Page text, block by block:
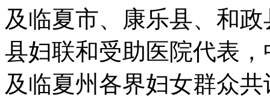
及临夏市、康乐县、和
县妇联和受助医院代表
及临夏州各界妇女群众